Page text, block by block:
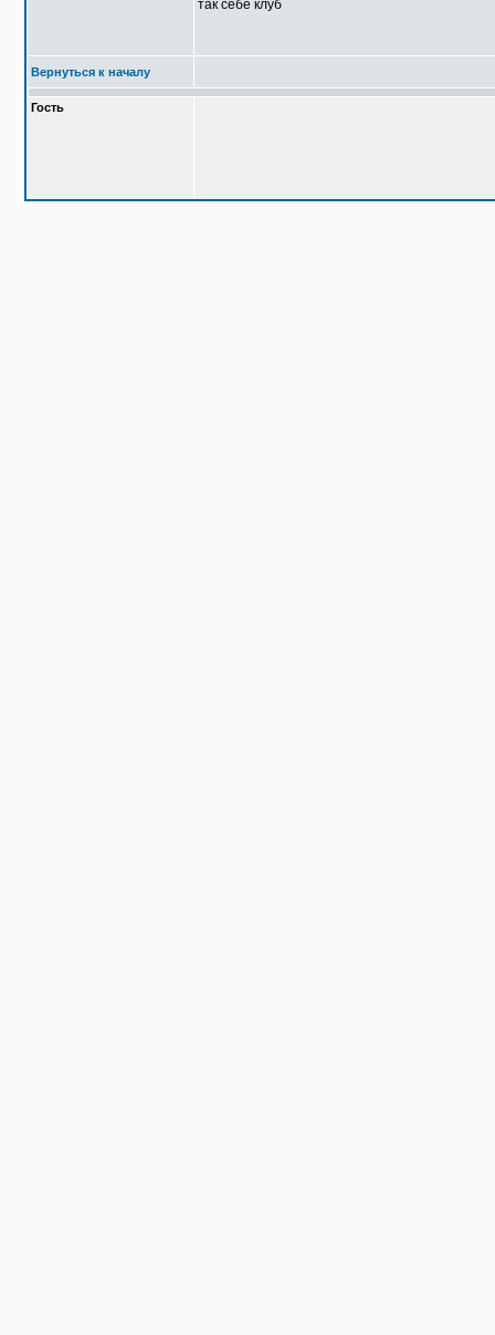
так себе клуб
Вернуться к началу
Гость